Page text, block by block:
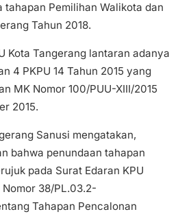
tahapan Pemilihan Walikota dan
Tahun 2018.
Kota Tangerang lantaran adanya
4 PKPU 14 Tahun 2015 yang
MK Nomor 100/PUU-XIII/2015
2015.
Sanusi mengatakan,
bahwa penundaan tahapan
pada Surat Edaran KPU
38/PL.03.2-
Tahapan Pencalonan